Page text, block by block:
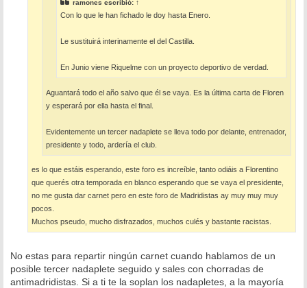
ramones escribió: ↑
Con lo que le han fichado le doy hasta Enero.
Le sustituirá interinamente el del Castilla.
En Junio viene Riquelme con un proyecto deportivo de verdad.
Aguantará todo el año salvo que él se vaya. Es la última carta de Floren
y esperará por ella hasta el final.
Evidentemente un tercer nadaplete se lleva todo por delante, entrenador,
presidente y todo, ardería el club.
es lo que estáis esperando, este foro es increíble, tanto odiáis a Florentino
que querés otra temporada en blanco esperando que se vaya el presidente,
no me gusta dar carnet pero en este foro de Madridistas ay muy muy muy
pocos.
Muchos pseudo, mucho disfrazados, muchos culés y bastante racistas.
No estas para repartir ningún carnet cuando hablamos de un
posible tercer nadaplete seguido y sales con chorradas de
antimadridistas. Si a ti te la soplan los nadapletes, a la mayoría